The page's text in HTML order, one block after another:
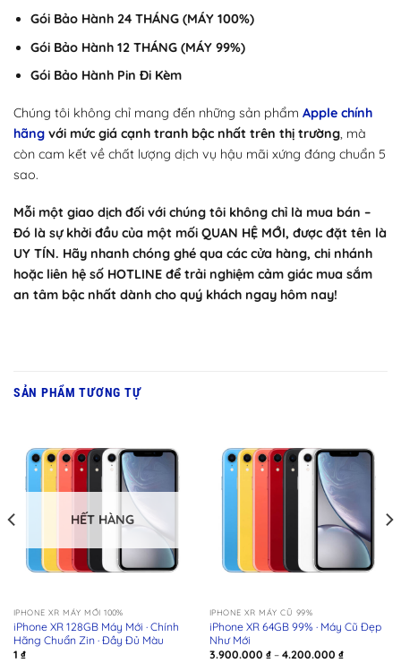
Gói Bảo Hành 24 THÁNG (MÁY 100%)
Gói Bảo Hành 12 THÁNG (MÁY 99%)
Gói Bảo Hành Pin Đi Kèm
Chúng tôi không chỉ mang đến những sản phẩm Apple chính
hãng với mức giá cạnh tranh bậc nhất trên thị trường, mà
còn cam kết về chất lượng dịch vụ hậu mãi xứng đáng chuẩn 5
sao.
Mỗi một giao dịch đối với chúng tôi không chỉ là mua bán –
Đó là sự khởi đầu của một mối QUAN HỆ MỚI, được đặt tên là
UY TÍN. Hãy nhanh chóng ghé qua các cửa hàng, chi nhánh
hoặc liên hệ số HOTLINE để trải nghiệm cảm giác mua sắm
an tâm bậc nhất dành cho quý khách ngay hôm nay!
SẢN PHẨM TƯƠNG TỰ
HẾT HÀNG
IPHONE XR MÁY MỚI 100%
iPhone XR 128GB Máy Mới · Chính
Hãng Chuẩn Zin · Đầy Đủ Màu
1 ₫
IPHONE XR MÁY CŨ 99%
iPhone XR 64GB 99% · Máy Cũ Đẹp
Như Mới
3.900.000 ₫ – 4.200.000 ₫Khoảng